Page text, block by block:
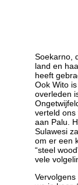
Soekarno,
land en
heeft
Ook Wito
overleden
verteld ons
aan Palu.
Sulawesi
om er een
“steel
vele